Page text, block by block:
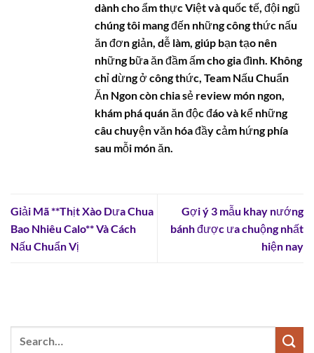
dành cho ẩm thực Việt và quốc tế, đội ngũ
chúng tôi mang đến những công thức nấu
ăn đơn giản, dễ làm, giúp bạn tạo nên
những bữa ăn đầm ấm cho gia đình. Không
chỉ dừng ở công thức, Team Nấu Chuẩn
Ăn Ngon còn chia sẻ review món ngon,
khám phá quán ăn độc đáo và kể những
câu chuyện văn hóa đầy cảm hứng phía
sau mỗi món ăn.
Giải Mã **Thịt Xào Dưa Chua
Bao Nhiêu Calo** Và Cách
Nấu Chuẩn Vị
Gợi ý 3 mẫu khay nướng
bánh được ưa chuộng nhất
hiện nay